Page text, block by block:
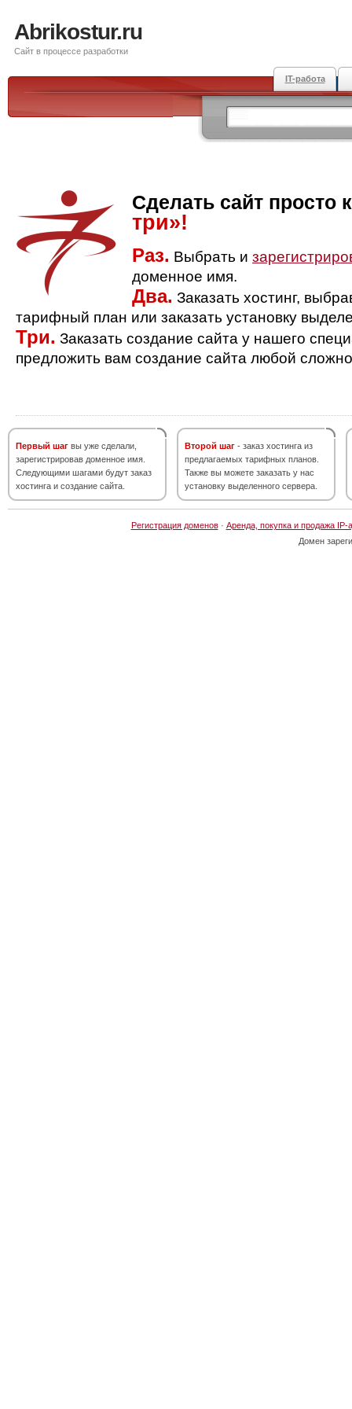
Abrikostur.ru
Сайт в процессе разработки
IT-работа
Сделать сайт просто
три»!
Раз. Выбрать и
доменное имя.
Два. Заказать хостинг,
тарифный план или заказать установку
Три. Заказать создание сайта у нашего
предложить вам создание сайта любой
Первый шаг вы уже сделали,
зарегистрировав доменное имя.
Следующими шагами будут заказ
хостинга и создание сайта.
Второй шаг - заказ хостинга из
предлагаемых тарифных планов.
Также вы можете заказать у нас
установку выделенного сервера.
Регистрация доменов· Аренда, покупка и продажа IP-
Домен